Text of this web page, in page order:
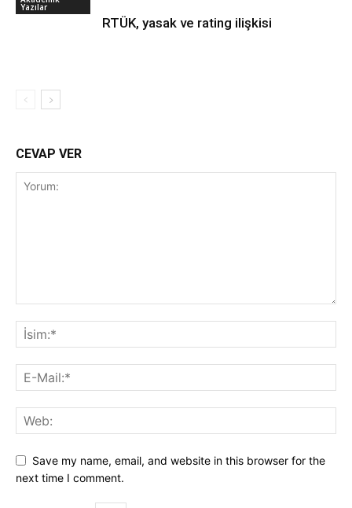
Yazılar
RTÜK, yasak ve rating ilişkisi
CEVAP VER
Save my name, email, and website in this browser for the
next time I comment.